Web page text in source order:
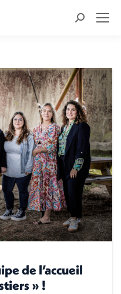
Recherche
de l’accueil
» !